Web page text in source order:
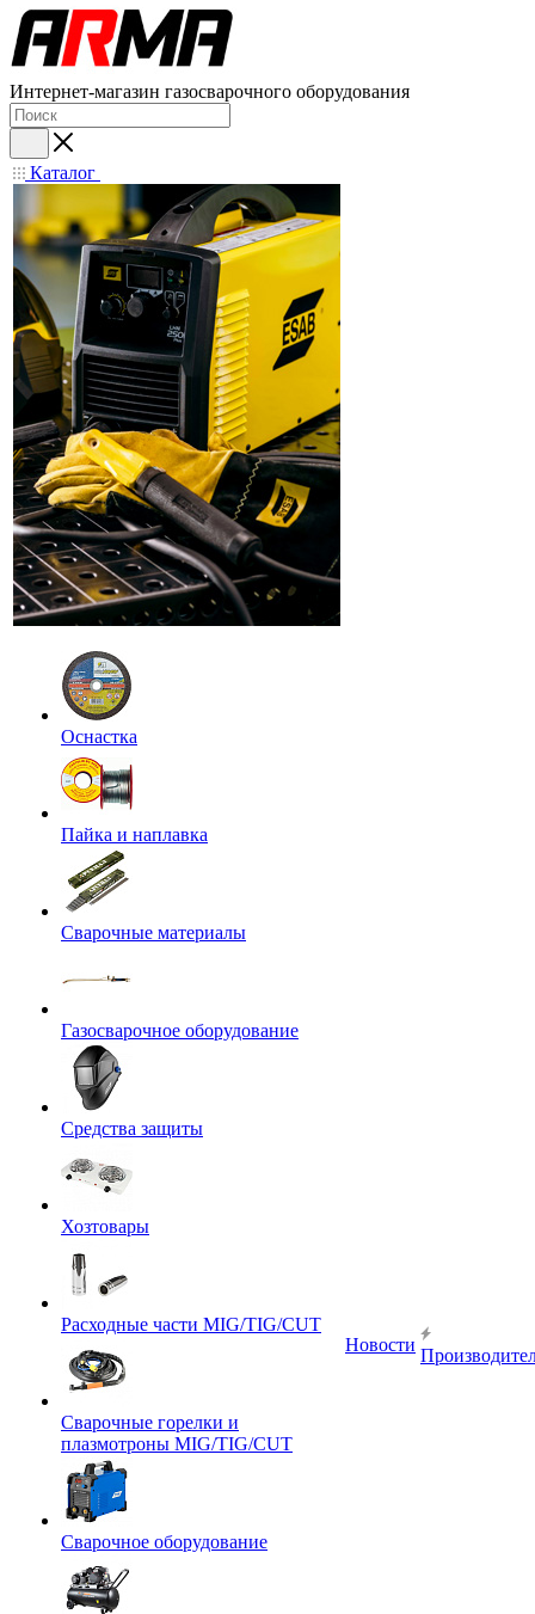
Интернет-магазин газосварочного оборудования
Каталог
Оснастка
Пайка и наплавка
Сварочные материалы
Газосварочное оборудование
Средства защиты
Хозтовары
Расходные части MIG/TIG/CUT
Сварочные горелки и
плазмотроны MIG/TIG/CUT
Сварочное оборудование
Новости